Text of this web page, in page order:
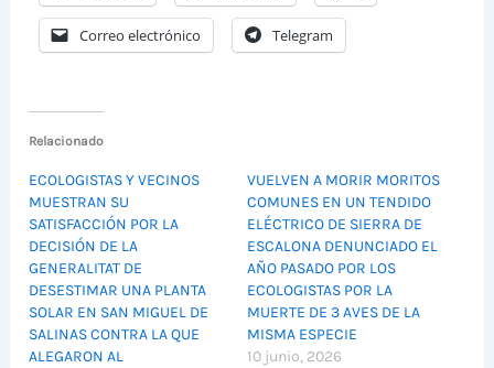
Correo electrónico Telegram
Relacionado
ECOLOGISTAS Y VECINOS
MUESTRAN SU
SATISFACCIÓN POR LA
DECISIÓN DE LA
GENERALITAT DE
DESESTIMAR UNA PLANTA
SOLAR EN SAN MIGUEL DE
SALINAS CONTRA LA QUE
ALEGARON AL
VUELVEN A MORIR MORITOS
COMUNES EN UN TENDIDO
ELÉCTRICO DE SIERRA DE
ESCALONA DENUNCIADO EL
AÑO PASADO POR LOS
ECOLOGISTAS POR LA
MUERTE DE 3 AVES DE LA
MISMA ESPECIE
10 junio, 2026